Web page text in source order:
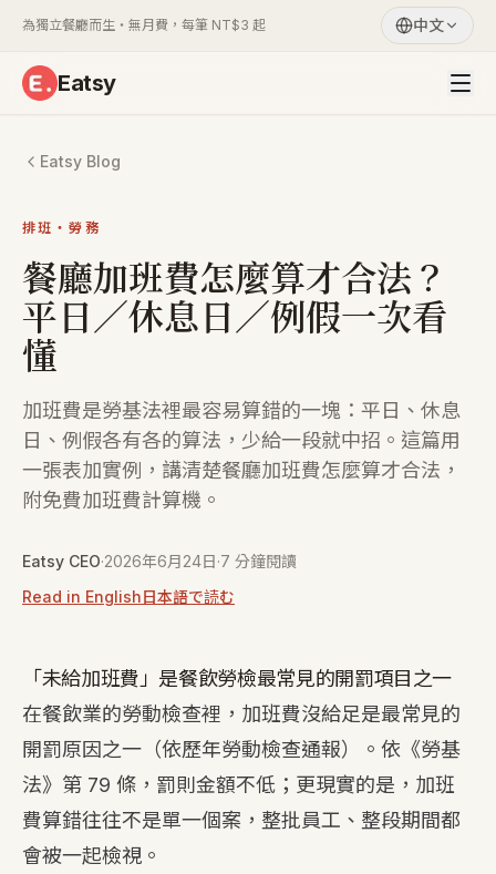
為獨立餐廳而生・無月費，每筆 NT$3 起 中文
Eatsy
Eatsy Blog
排班・勞務
餐廳加班費怎麼算才合法？
平日／休息日／例假一次看
懂
加班費是勞基法裡最容易算錯的一塊：平日、休息
日、例假各有各的算法，少給一段就中招。這篇用
一張表加實例，講清楚餐廳加班費怎麼算才合法，
附免費加班費計算機。
Eatsy CEO·2026年6月24日·7 分鐘閱讀
Read in English日本語で読む
「未給加班費」是餐飲勞檢最常見的開罰項目之一
在餐飲業的勞動檢查裡，加班費沒給足是最常見的
開罰原因之一（依歷年勞動檢查通報）。依《勞基
法》第 79 條，罰則金額不低；更現實的是，加班
費算錯往往不是單一個案，整批員工、整段期間都
會被一起檢視。